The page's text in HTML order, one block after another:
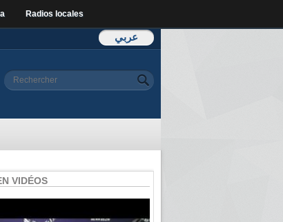
Radios locales
عربي
Formulaire de
Rechercher
VIDÉOS